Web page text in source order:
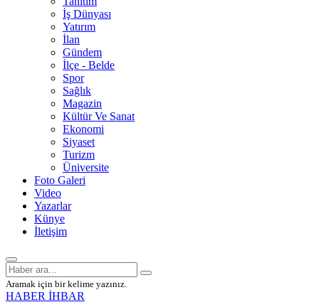
İş Dünyası
Yatırım
İlan
Gündem
İlçe - Belde
Spor
Sağlık
Magazin
Kültür Ve Sanat
Ekonomi
Siyaset
Turizm
Üniversite
Foto Galeri
Video
Yazarlar
Künye
İletişim
Aramak için bir kelime yazınız.
HABER İHBAR